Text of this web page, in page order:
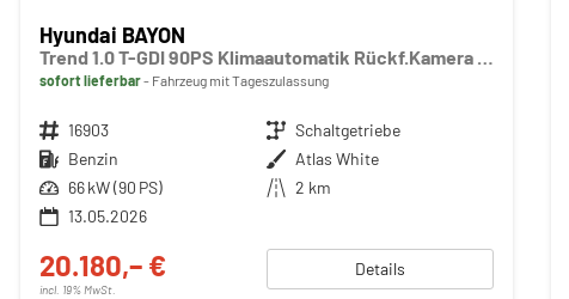
Hyundai BAYON
Trend 1.0 T-GDI 90PS Klimaautomatik Rückf.Kamera Parksensoren Sitzheizung Lenkradheizung Bluetooth Touchscreen Tempomat Apple CarPlay + Android Auto 16"LM
sofort lieferbar Fahrzeug mit Tageszulassung
Fahrzeugnr. 16903 Getriebe Schaltgetriebe
Kraftstoff Benzin Außenfarbe Atlas White
Leistung 66 kW (90 PS) Kilometerstand 2 km
13.05.2026
20.180,– €
incl. 19% MwSt.
Details